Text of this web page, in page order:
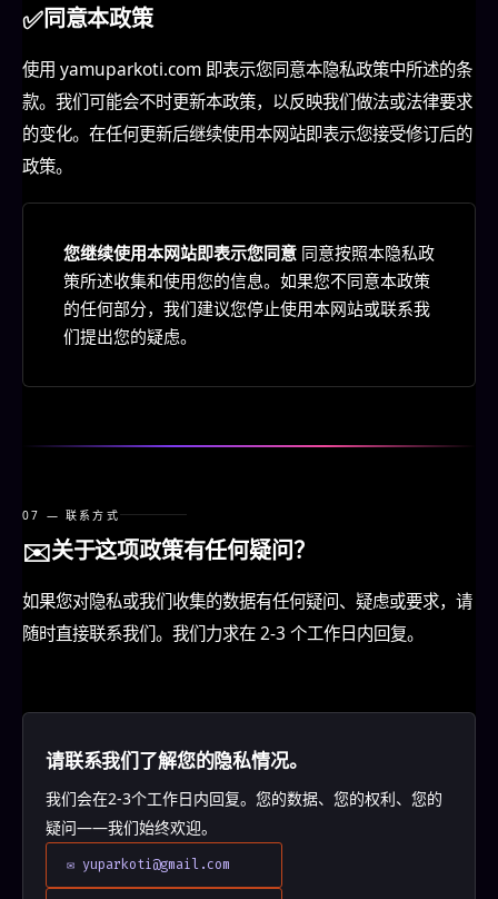
✅同意本政策
使用 yamuparkoti.com 即表示您同意本隐私政策中所述的条
款。我们可能会不时更新本政策，以反映我们做法或法律要求
的变化。在任何更新后继续使用本网站即表示您接受修订后的
政策。
您继续使用本网站即表示您同意 同意按照本隐私政
策所述收集和使用您的信息。如果您不同意本政策
的任何部分，我们建议您停止使用本网站或联系我
们提出您的疑虑。
07 — 联系方式
✉️关于这项政策有任何疑问？
如果您对隐私或我们收集的数据有任何疑问、疑虑或要求，请
随时直接联系我们。我们力求在 2-3 个工作日内回复。
请联系我们了解您的隐私情况。
我们会在2-3个工作日内回复。您的数据、您的权利、您的
疑问——我们始终欢迎。
✉ yuparkoti@gmail.com